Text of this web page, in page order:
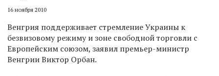
16 ноября 2010
Венгрия поддерживает стремление Украины к
безвизовому режиму и зоне свободной торговли с
Европейским союзом, заявил премьер-министр
Венгрии Виктор Орбан.